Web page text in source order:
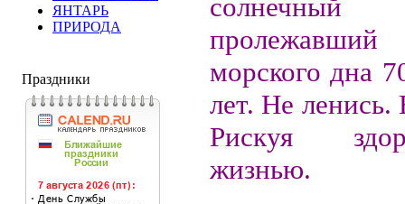
ЯНТАРЬ
ПРИРОДА
Праздники
морского дна
лет. Не
Рискуя
жизнью.